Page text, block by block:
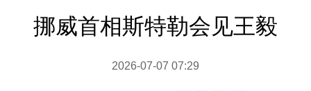
挪威首相斯特勒会见王毅
2026-07-07 07:29